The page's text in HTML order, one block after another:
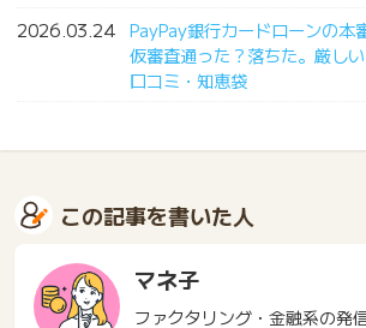
2026.03.24 PayPay銀行カードローンの本
仮審査通った？落ちた。厳し
口コミ・知恵袋
この記事を書いた人
マネ子
ファクタリング・金融系の発